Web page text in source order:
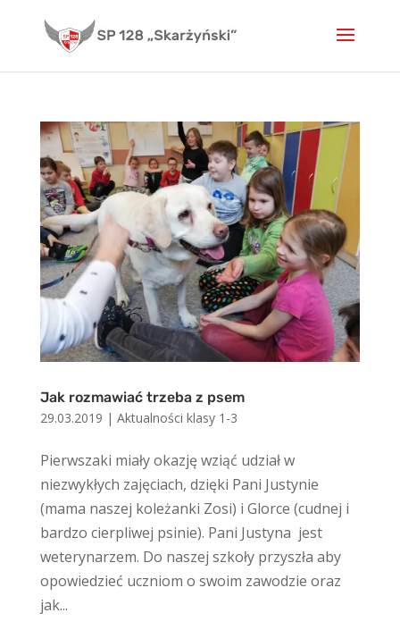
content
Jak rozmawiać trzeba z psem
29.03.2019 | Aktualności klasy 1-3
Pierwszaki miały okazję wziąć udział w
niezwykłych zajęciach, dzięki Pani Justynie
(mama naszej koleżanki Zosi) i Glorce (cudnej i
bardzo cierpliwej psinie). Pani Justyna jest
weterynarzem. Do naszej szkoły przyszła aby
opowiedzieć uczniom o swoim zawodzie oraz
jak...